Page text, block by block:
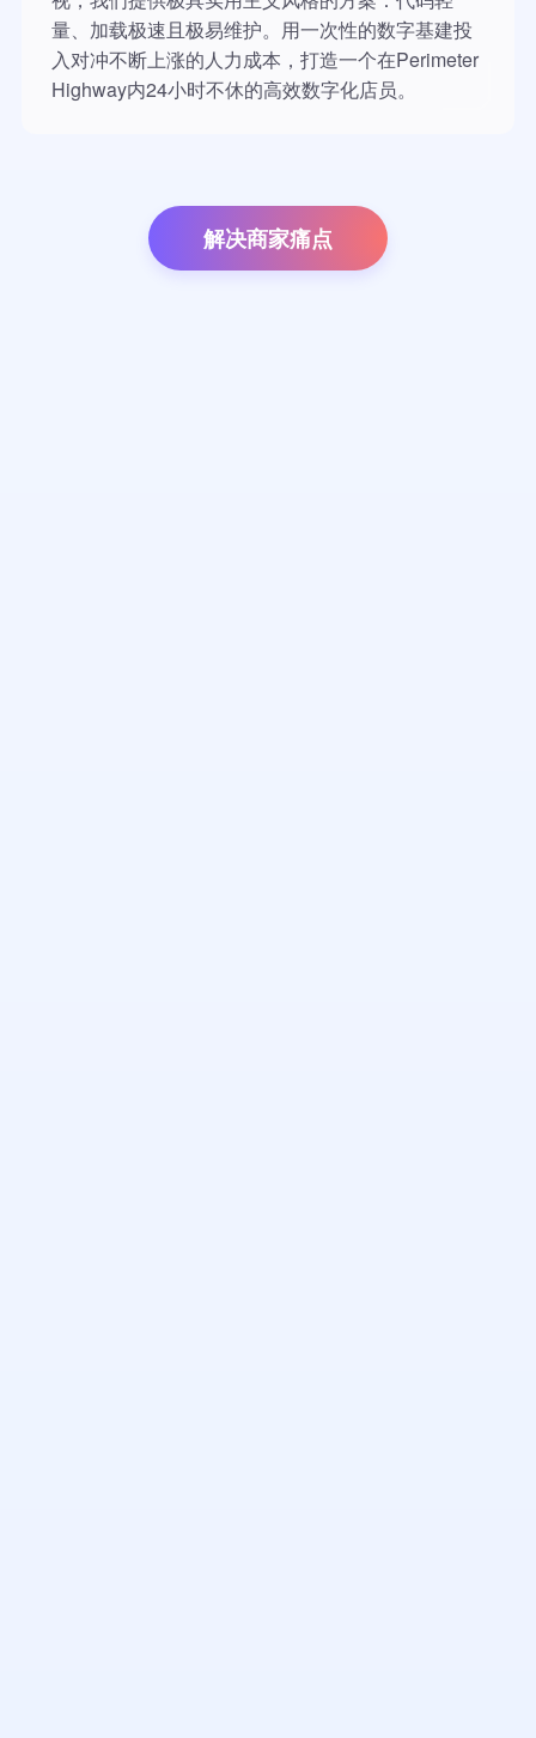
量、加载极速且极易维护。用一次性的数字基建投
入对冲不断上涨的人力成本，打造一个在Perimeter
Highway内24小时不休的高效数字化店员。
解决商家痛点